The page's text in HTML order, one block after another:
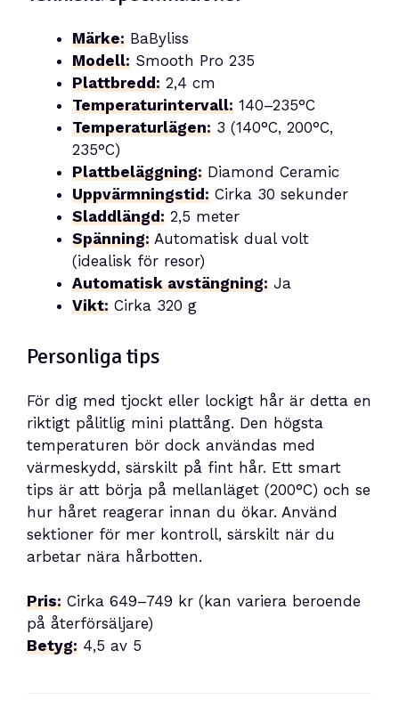
Märke: BaByliss
Modell: Smooth Pro 235
Plattbredd: 2,4 cm
Temperaturintervall: 140–235°C
Temperaturlägen: 3 (140°C, 200°C,
235°C)
Plattbeläggning: Diamond Ceramic
Uppvärmningstid: Cirka 30 sekunder
Sladdlängd: 2,5 meter
Spänning: Automatisk dual volt
(idealisk för resor)
Automatisk avstängning: Ja
Vikt: Cirka 320 g
Personliga tips
För dig med tjockt eller lockigt hår är detta en
riktigt pålitlig mini plattång. Den högsta
temperaturen bör dock användas med
värmeskydd, särskilt på fint hår. Ett smart
tips är att börja på mellanläget (200°C) och se
hur håret reagerar innan du ökar. Använd
sektioner för mer kontroll, särskilt när du
arbetar nära hårbotten.
Pris: Cirka 649–749 kr (kan variera beroende
på återförsäljare)
Betyg: 4,5 av 5